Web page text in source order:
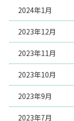
2024年1月
2023年12月
2023年11月
2023年10月
2023年9月
2023年7月